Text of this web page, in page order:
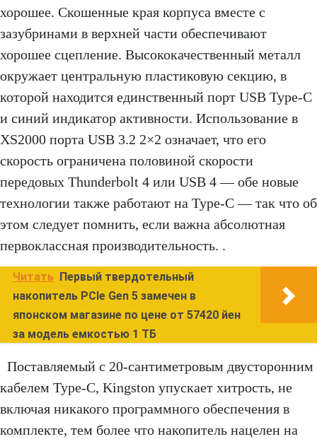
хорошее. Скошенные края корпуса вместе с
зазубринами в верхней части обеспечивают
хорошее сцепление. Высококачественный металл
окружает центральную пластиковую секцию, в
которой находится единственный порт USB Type-C
и синий индикатор активности. Использование в
XS2000 порта USB 3.2 2×2 означает, что его
скорость ограничена половиной скорости
передовых Thunderbolt 4 или USB 4 — обе новые
технологии также работают на Type-C — так что об
этом следует помнить, если важна абсолютная
первоклассная производительность. .
Читать
Первый твердотельный
накопитель PCIe Gen 5 замечен в
японском магазине по цене от 57420 йен
за модель емкостью 1 ТБ
Поставляемый с 20-сантиметровым двусторонним
кабелем Type-C, Kingston упускает хитрость, не
включая никакого программного обеспечения в
комплекте, тем более что накопитель нацелен на